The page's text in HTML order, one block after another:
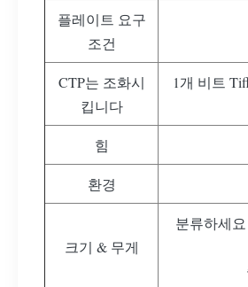
플레이트 요구
조건
CTP는 조화시
킵니다
1개 비트
힘
환경
크기 & 무게
분류하세요